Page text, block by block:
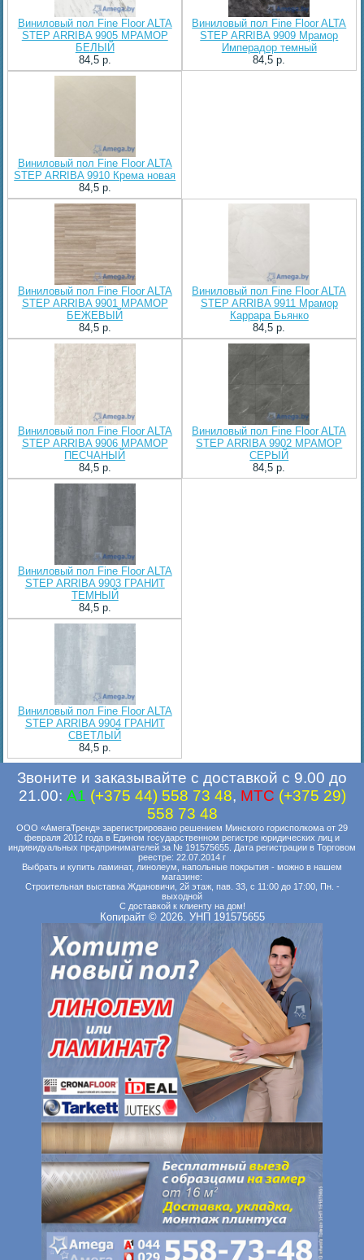
Виниловый пол Fine Floor ALTA
STEP ARRIBA 9905 МРАМОР
БЕЛЫЙ
84,5 p.
Виниловый пол Fine Floor ALTA
STEP ARRIBA 9909 Мрамор
Имперадор темный
84,5 p.
Виниловый пол Fine Floor ALTA
STEP ARRIBA 9910 Крема новая
84,5 p.
Виниловый пол Fine Floor ALTA
STEP ARRIBA 9901 МРАМОР
БЕЖЕВЫЙ
84,5 p.
Виниловый пол Fine Floor ALTA
STEP ARRIBA 9911 Мрамор
Каррара Бьянко
84,5 p.
Виниловый пол Fine Floor ALTA
STEP ARRIBA 9906 МРАМОР
ПЕСЧАНЫЙ
84,5 p.
Виниловый пол Fine Floor ALTA
STEP ARRIBA 9902 МРАМОР
СЕРЫЙ
84,5 p.
Виниловый пол Fine Floor ALTA
STEP ARRIBA 9903 ГРАНИТ
ТЕМНЫЙ
84,5 p.
Виниловый пол Fine Floor ALTA
STEP ARRIBA 9904 ГРАНИТ
СВЕТЛЫЙ
84,5 p.
Звоните и заказывайте с доставкой с 9.00 до
21.00: A1 (+375 44) 558 73 48, MTC (+375 29)
558 73 48
ООО «АмегаТренд» зарегистрировано решением Минского горисполкома от 29
февраля 2012 года в Едином государственном регистре юридических лиц и
индивидуальных предпринимателей за № 191575655. Дата регистрации в Торговом
реестре: 22.07.2014 г
Выбрать и купить ламинат, линолеум, напольные покрытия - можно в нашем
магазине:
Строительная выставка Ждановичи, 2й этаж, пав. 33, с 11:00 до 17:00, Пн. -
выходной
С доставкой к клиенту на дом!
Копирайт © 2026. УНП 191575655